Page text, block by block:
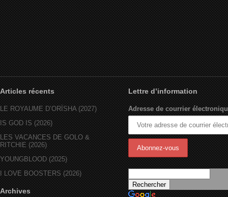
Articles récents
LE ROYAUME D’ORÏSHA (2027)
IS GOD IS (2026)
LES VACANCES DE GOLO &
RITCHIE (2026)
YOUNGBLOOD (2025)
I LOVE BOOSTERS (2026)
Archives
Lettre d’information
Adresse de courrier